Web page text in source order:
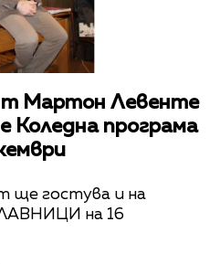
Мартон Левенте
Коледна програма
ще гостува и на
на 16